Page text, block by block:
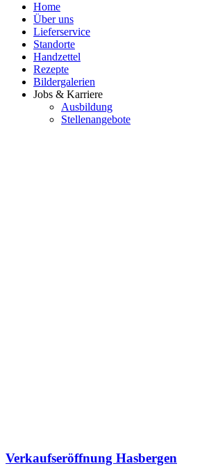
Home
Über uns
Lieferservice
Standorte
Handzettel
Rezepte
Bildergalerien
Jobs & Karriere
Ausbildung
Stellenangebote
Verkaufseröffnung Hasbergen